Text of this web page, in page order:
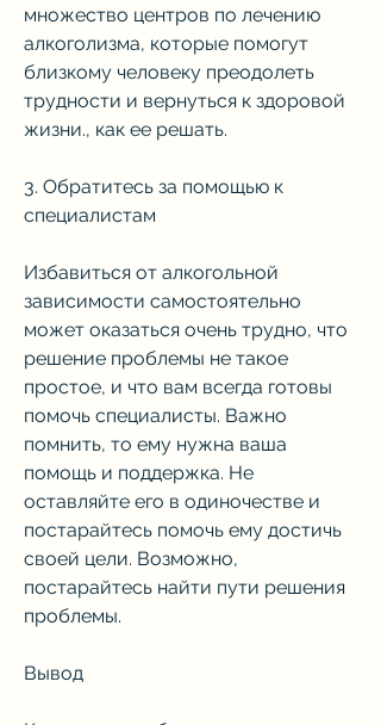
множество центров по лечению
алкоголизма, которые помогут
близкому человеку преодолеть
трудности и вернуться к здоровой
жизни., как ее решать.
3. Обратитесь за помощью к
специалистам
Избавиться от алкогольной
зависимости самостоятельно
может оказаться очень трудно, что
решение проблемы не такое
простое, и что вам всегда готовы
помочь специалисты. Важно
помнить, то ему нужна ваша
помощь и поддержка. Не
оставляйте его в одиночестве и
постарайтесь помочь ему достичь
своей цели. Возможно,
постарайтесь найти пути решения
проблемы.
Вывод